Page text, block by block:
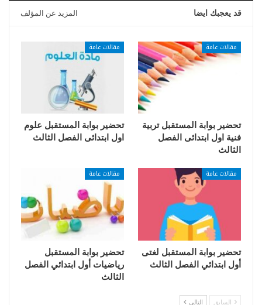
قد يعجبك ايضا المزيد عن المؤلف
مقالات عامة
تحضير بوابة المستقبل تربية
فنية اول ابتدائى الفصل
الثالث
مقالات عامة
تحضير بوابة المستقبل علوم
اول ابتدائى الفصل الثالث
مقالات عامة
تحضير بوابة المستقبل لغتى
أول ابتدائي الفصل الثالث
مقالات عامة
تحضير بوابة المستقبل
رياضيات أول ابتدائي الفصل
الثالث
السابق التالي